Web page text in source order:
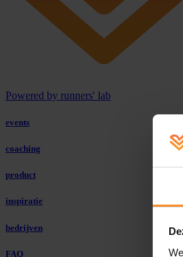
Powered by runners' lab
events
coaching
product
inspiratie
bedrijven
FAQ